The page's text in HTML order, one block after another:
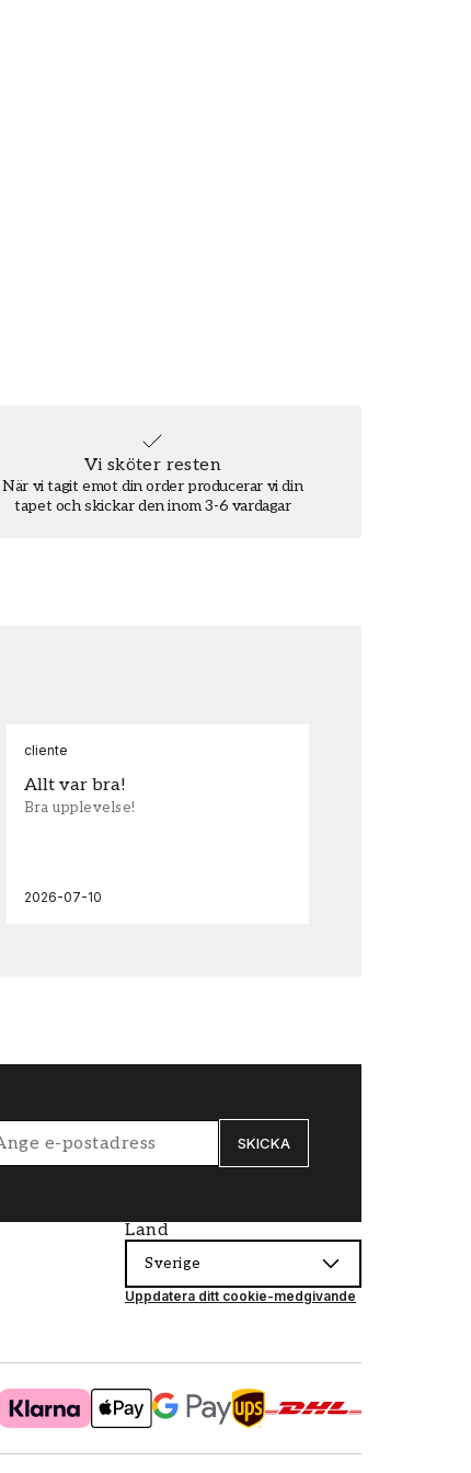
Vi sköter resten
När vi tagit emot din order producerar vi din
tapet och skickar den inom 3-6 vardagar
cliente
Allt var bra!
Bra upplevelse!
2026-07-10
SKICKA
Land
Sverige
Uppdatera ditt cookie-medgivande